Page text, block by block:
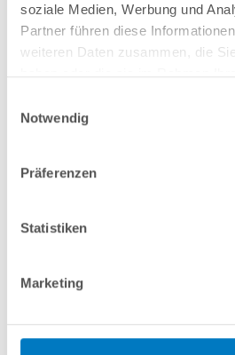
soziale Medien, Werbung und
Partner führen diese
weiteren Daten zusammen, die
Notwendig
Präferenzen
Statistiken
Marketing
Geeignet für: vordergründig
Einsatz:Gerade Beckenwand +
Nein